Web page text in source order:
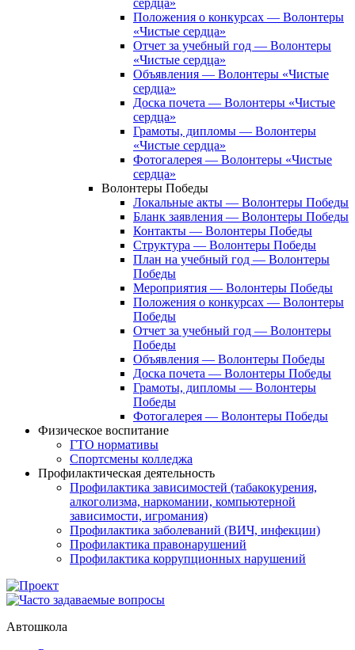
сердца»
Положения о конкурсах — Волонтеры
«Чистые сердца»
Отчет за учебный год — Волонтеры
«Чистые сердца»
Объявления — Волонтеры «Чистые
сердца»
Доска почета — Волонтеры «Чистые
сердца»
Грамоты, дипломы — Волонтеры
«Чистые сердца»
Фотогалерея — Волонтеры «Чистые
сердца»
Волонтеры Победы
Локальные акты — Волонтеры Победы
Бланк заявления — Волонтеры Победы
Контакты — Волонтеры Победы
Структура — Волонтеры Победы
План на учебный год — Волонтеры
Победы
Мероприятия — Волонтеры Победы
Положения о конкурсах — Волонтеры
Победы
Отчет за учебный год — Волонтеры
Победы
Объявления — Волонтеры Победы
Доска почета — Волонтеры Победы
Грамоты, дипломы — Волонтеры
Победы
Фотогалерея — Волонтеры Победы
Физическое воспитание
ГТО нормативы
Спортсмены колледжа
Профилактическая деятельность
Профилактика зависимостей (табакокурения,
алкоголизма, наркомании, компьютерной
зависимости, игромания)
Профилактика заболеваний (ВИЧ, инфекции)
Профилактика правонарушений
Профилактика коррупционных нарушений
Автошкола